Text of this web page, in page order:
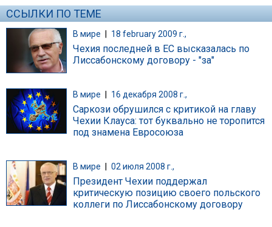
ССЫЛКИ ПО ТЕМЕ
В мире | 18 february 2009 г.,
Чехия последней в ЕС высказалась по
Лиссабонскому договору - "за"
В мире 16 декабря 2008 г.,
Саркози обрушился с критикой на главу
Чехии Клауса: тот буквально не торопится
под знамена Евросоюза
В мире 02 июля 2008 г.,
Президент Чехии поддержал
критическую позицию своего польского
коллеги по Лиссабонскому договору